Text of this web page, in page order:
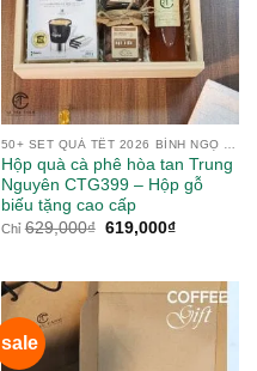
Hộp quà cà phê hòa tan Trung
Nguyên CTG399 – Hộp gỗ
biếu tặng cao cấp
Chỉ 629,000₫ Giá
619,000₫Giá
619,000₫.
sale